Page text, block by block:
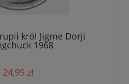
król Jigme Dorji
1968
24,99 zł